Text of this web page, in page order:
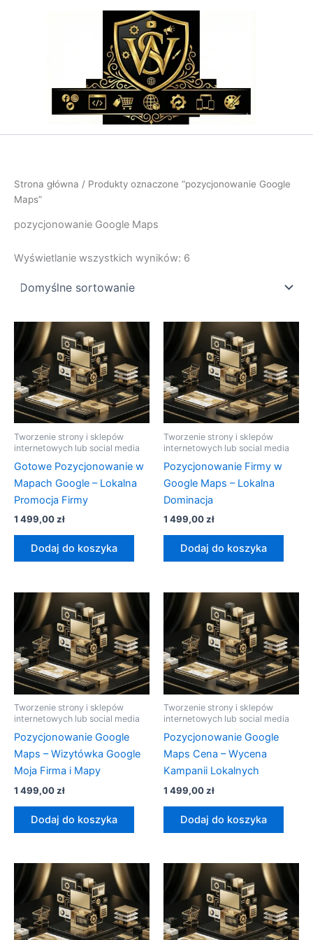
Strona główna / Produkty oznaczone “pozycjonowanie Google
Maps”
pozycjonowanie Google Maps
Wyświetlanie wszystkich wyników: 6
Tworzenie strony i sklepów
internetowych lub social media
Gotowe Pozycjonowanie w
Mapach Google – Lokalna
Promocja Firmy
1 499,00zł
Dodaj do koszyka
Tworzenie strony i sklepów
internetowych lub social media
Pozycjonowanie Firmy w
Google Maps – Lokalna
Dominacja
1 499,00zł
Dodaj do koszyka
Tworzenie strony i sklepów
internetowych lub social media
Pozycjonowanie Google
Maps – Wizytówka Google
Moja Firma i Mapy
1 499,00zł
Dodaj do koszyka
Tworzenie strony i sklepów
internetowych lub social media
Pozycjonowanie Google
Maps Cena – Wycena
Kampanii Lokalnych
1 499,00zł
Dodaj do koszyka